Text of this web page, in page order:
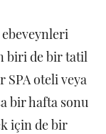
biri de bir tatil
oteli veya
bir hafta sonu
için de bir